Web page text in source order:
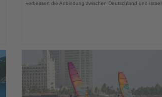
verbessert die Anbindung zwischen Deutschland und Israel